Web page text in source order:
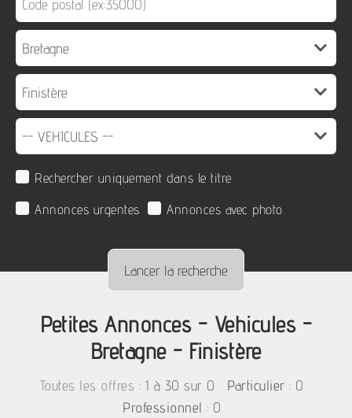
Rechercher uniquement dans le titre
Annonces urgentes
Annonces avec photo
Petites Annonces - Vehicules -
Bretagne - Finistère
Toutes les offres : 1 à 30 sur 0 Particulier : 0
Professionnel : 0